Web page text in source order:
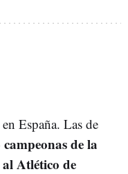
España. Las de
de la
Atlético de